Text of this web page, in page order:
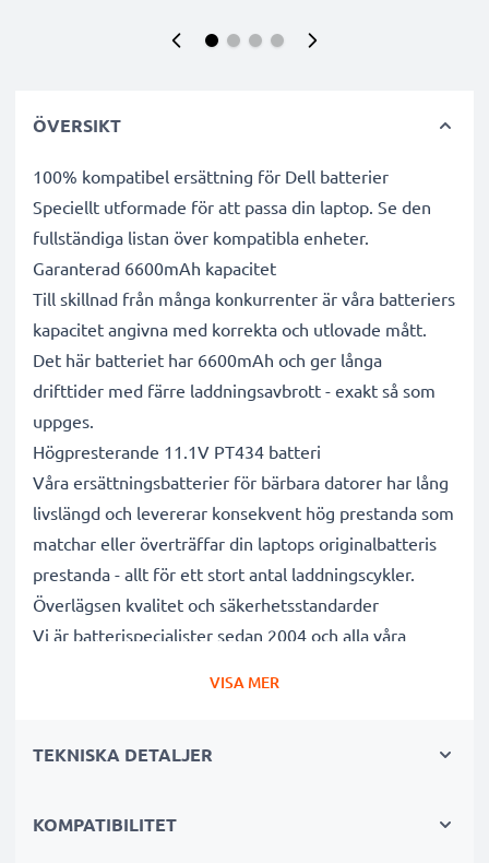
ÖVERSIKT
100% kompatibel ersättning för Dell batterier
Speciellt utformade för att passa din laptop. Se den
fullständiga listan över kompatibla enheter.
Garanterad 6600mAh kapacitet
Till skillnad från många konkurrenter är våra batteriers
kapacitet angivna med korrekta och utlovade mått.
Det här batteriet har 6600mAh och ger långa
drifttider med färre laddningsavbrott - exakt så som
uppges.
Högpresterande 11.1V PT434 batteri
Våra ersättningsbatterier för bärbara datorer har lång
livslängd och levererar konsekvent hög prestanda som
matchar eller överträffar din laptops originalbatteris
prestanda - allt för ett stort antal laddningscykler.
Överlägsen kvalitet och säkerhetsstandarder
Vi är batterispecialister sedan 2004 och alla våra
mer därtill. Det är därför de levereras med 3 års
Det hållbara valet
VISA MER
TEKNISKA DETALJER
KOMPATIBILITET